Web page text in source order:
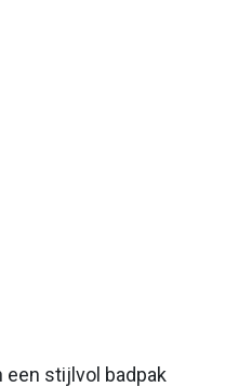
een stijlvol badpak